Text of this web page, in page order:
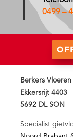
0499 –
Berkers Vloeren
Ekkersrijt 4403
5692 DL SON
Specialist